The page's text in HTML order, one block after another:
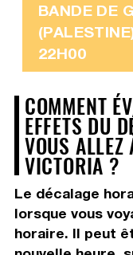
BANDE DE
22H00
COMMENT
EFFETS DU
VOUS ALLEZ
VICTORIA ?
Le décalage
lorsque vous
horaire. Il peut